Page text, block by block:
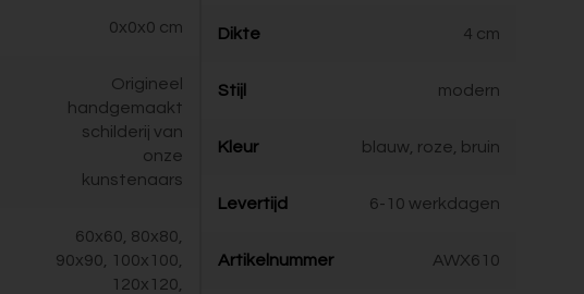
0x0x0 cm
Origineel
handgemaakt
schilderij van
onze
kunstenaars
60x60, 80x80,
90x90, 100x100,
120x120,
Dikte 4 cm
Stijl modern
Kleur blauw, roze, bruin
Levertijd 6-10 werkdagen
Artikelnummer AWX610